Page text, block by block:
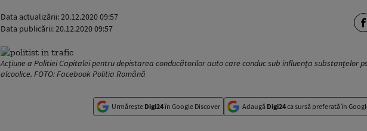
Data actualizării:20.12.2020 09:57
Data publicării:20.12.2020 09:57
Acțiune a Politiei Capitalei pentru depistarea conducătorilor auto care conduc sub influența substanțelor
alcoolice. FOTO: Facebook Politia Română
Urmărește Digi24în Google Discover Adaugă Digi24ca sursă preferată în